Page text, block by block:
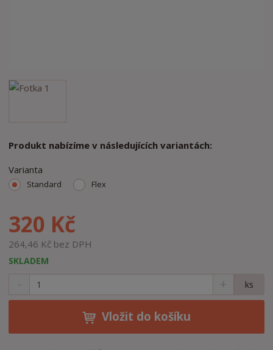
Produkt nabízíme v následujících variantách:
Varianta
Standard Flex
320 Kč
264,46 Kč bez DPH
SKLADEM
i
N
a
v
í
ks
Vložit do košíku